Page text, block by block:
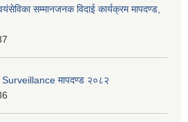
सम्मानजनक विदाई कार्यक्रम मापदण्ड,
Surveillance मापदण्ड २०८२